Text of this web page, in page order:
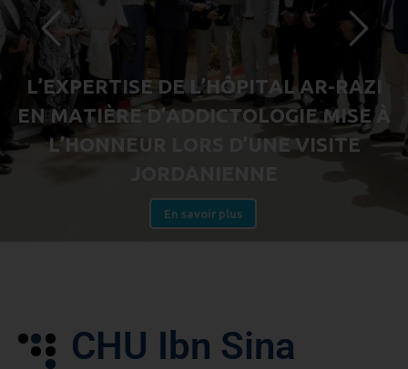
L’EXPERTISE DE L’HÔPITAL AR-RAZI
EN MATIÈRE D’ADDICTOLOGIE MISE
À
L’HONN EU R UNE VISITE
En savoir plus
CHU I bn Sina